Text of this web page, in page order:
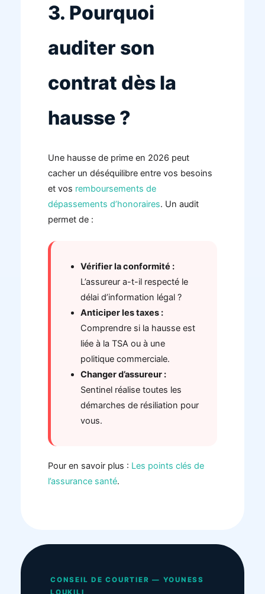
3. Pourquoi
auditer son
contrat dès la
hausse ?
Une hausse de prime en 2026 peut
cacher un déséquilibre entre vos besoins
et vos remboursements de
dépassements d’honoraires. Un audit
permet de :
Vérifier la conformité :
L’assureur a-t-il respecté le
délai d’information légal ?
Anticiper les taxes :
Comprendre si la hausse est
liée à la TSA ou à une
politique commerciale.
Changer d’assureur :
Sentinel réalise toutes les
démarches de résiliation pour
vous.
Pour en savoir plus : Les points clés de
l’assurance santé.
CONSEIL DE COURTIER — YOUNESS